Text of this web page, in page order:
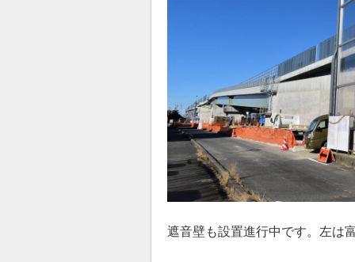
遮音壁も設置進行中です。左は